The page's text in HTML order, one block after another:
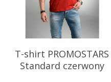
T-shirt PROMOSTARS
Standard czerwony